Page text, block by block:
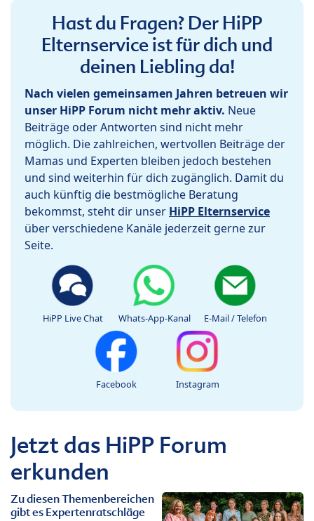
Hast du Fragen? Der HiPP
Elternservice ist für dich und
deinen Liebling da!
Nach vielen gemeinsamen Jahren betreuen wir
unser HiPP Forum nicht mehr aktiv. Neue
Beiträge oder Antworten sind nicht mehr
möglich. Die zahlreichen, wertvollen Beiträge der
Mamas und Experten bleiben jedoch bestehen
und sind weiterhin für dich zugänglich. Damit du
auch künftig die bestmögliche Beratung
bekommst, steht dir unser HiPP Elternservice
über verschiedene Kanäle jederzeit gerne zur
Seite.
HiPP Live Chat Whats-App-Kanal E-Mail / Telefon
Facebook Instagram
Jetzt das HiPP Forum
erkunden
Zu diesen Themenbereichen
gibt es Expertenratschläge